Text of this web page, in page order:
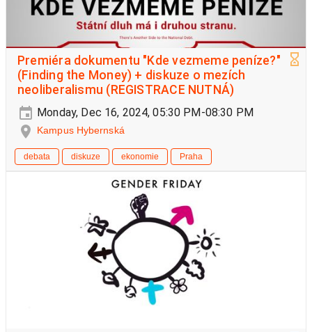
Premiéra dokumentu "Kde vezmeme peníze?"
(Finding the Money) + diskuze o mezích
neoliberalismu (REGISTRACE NUTNÁ)
Monday, Dec 16, 2024, 05:30 PM-08:30 PM
Kampus Hybernská
debata diskuze ekonomie Praha